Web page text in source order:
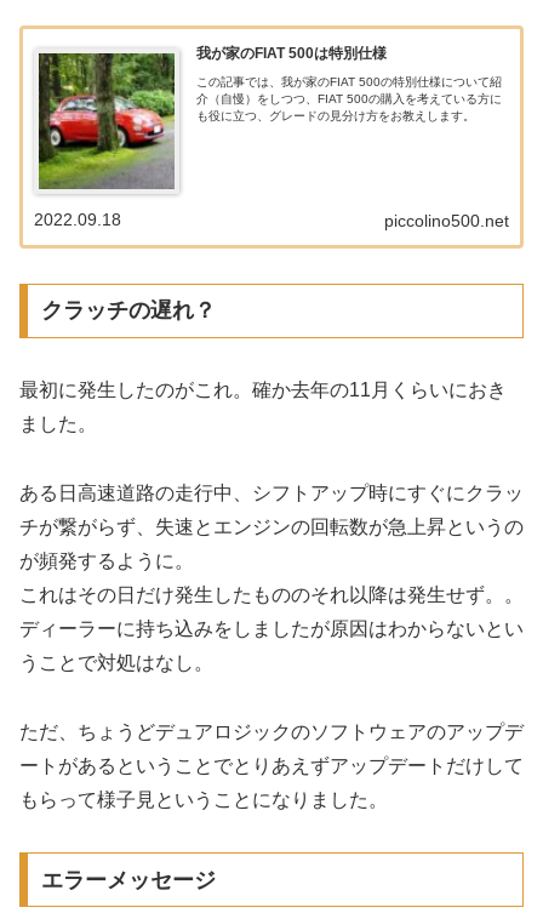
我が家のFIAT 500は特別仕様
この記事では、我が家のFIAT 500の特別仕様について紹
介（自慢）をしつつ、FIAT 500の購入を考えている方に
も役に立つ、グレードの見分け方をお教えします。
piccolino500.net
2022.09.18
クラッチの遅れ？
最初に発生したのがこれ。確か去年の11月くらいにおき
ました。
ある日高速道路の走行中、シフトアップ時にすぐにクラッ
チが繋がらず、失速とエンジンの回転数が急上昇というの
が頻発するように。
これはその日だけ発生したもののそれ以降は発生せず。。
ディーラーに持ち込みをしましたが原因はわからないとい
うことで対処はなし。
ただ、ちょうどデュアロジックのソフトウェアのアップデ
ートがあるということでとりあえずアップデートだけして
もらって様子見ということになりました。
エラーメッセージ